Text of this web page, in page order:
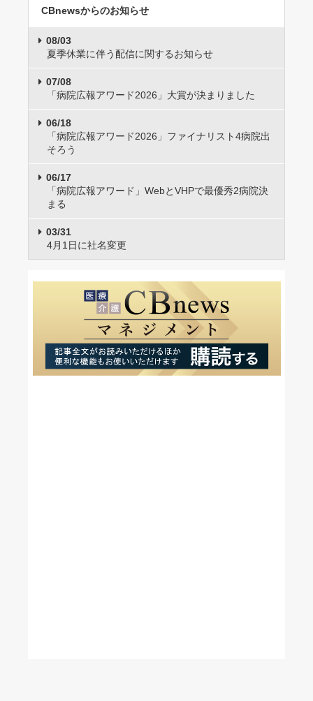
CBnewsからのお知らせ
08/03
夏季休業に伴う配信に関するお知らせ
07/08
「病院広報アワード2026」大賞が決まりました
06/18
「病院広報アワード2026」ファイナリスト4病院出
そろう
06/17
「病院広報アワード」WebとVHPで最優秀2病院決
まる
03/31
4月1日に社名変更